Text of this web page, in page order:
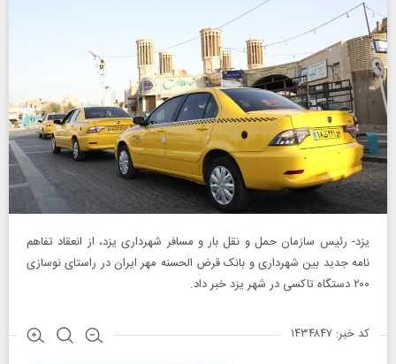
یزد- رئیس سازمان حمل و نقل بار و مسافر شهرداری یزد، از انعقاد تفاهم
نامه جدید بین شهرداری و بانک قرض الحسنه مهر ایران در راستای نوسازی
۲۰۰ دستگاه تاکسی در شهر یزد خبر داد.
کد خبر: ۱۴۳۴۸۴۷